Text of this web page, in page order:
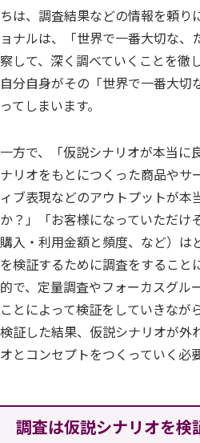
ちは、調査結果などの情報を頼り
ョナルは、「世界で一番大切な、
察して、深く調べていくことを徹
自分自身がその「世界で一番大切
ってしまいます。
一方で、「仮説シナリオが本当に
ナリオをもとにつくった商品やサ
ィブ表現などのアウトプットが本
か？」「お客様になっていただけ
購入・利用金額と頻度、など）は
を検証するために調査をすること
的で、定量調査やフォーカスグル
ことによって検証をしていきなが
検証した結果、仮説シナリオが外
オとコンセプトをつくっていく必
調査は仮説シナリオを検